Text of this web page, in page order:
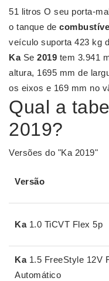
51 litros O seu porta-
o tanque de
veículo suporta 423 kg
KaSe 2019 tem 3.941
altura, 1695 mm de
os eixos e 169 mm no
Qual a
2019?
Versões do "Ka 2019"
Versão
Ka1.0 TiCVT Flex 5p
Ka1.5 FreeStyle 12V
Automático